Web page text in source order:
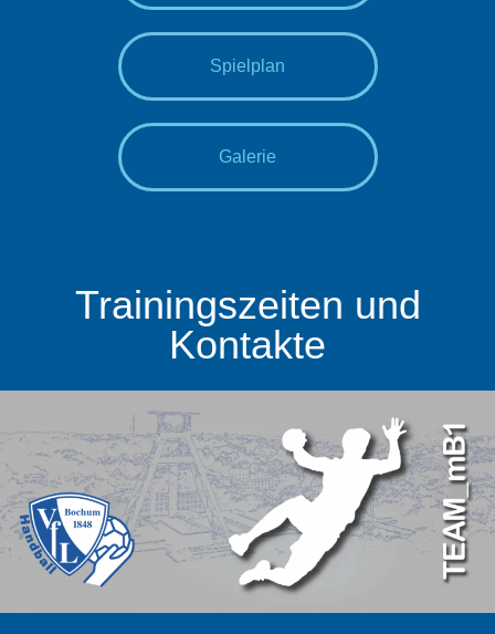
Spielplan
Galerie
Trainingszeiten und
Kontakte